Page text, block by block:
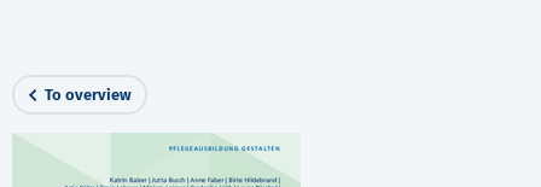
To overview